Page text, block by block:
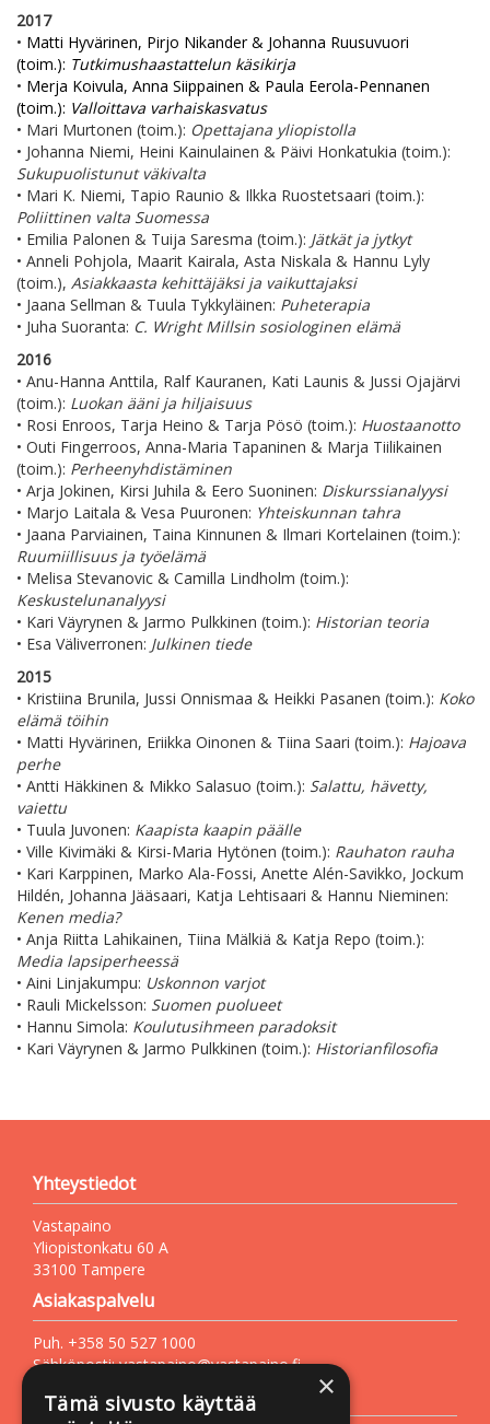
2017
• Matti Hyvärinen, Pirjo Nikander & Johanna Ruusuvuori
(toim.): Tutkimushaastattelun käsikirja
• Merja Koivula, Anna Siippainen & Paula Eerola-Pennanen
(toim.): Valloittava varhaiskasvatus
• Mari Murtonen (toim.): Opettajana yliopistolla
• Johanna Niemi, Heini Kainulainen & Päivi Honkatukia (toim.):
Sukupuolistunut väkivalta
• Mari K. Niemi, Tapio Raunio & Ilkka Ruostetsaari (toim.):
Poliittinen valta Suomessa
• Emilia Palonen & Tuija Saresma (toim.): Jätkät ja jytkyt
• Anneli Pohjola, Maarit Kairala, Asta Niskala & Hannu Lyly
(toim.), Asiakkaasta kehittäjäksi ja vaikuttajaksi
• Jaana Sellman & Tuula Tykkyläinen: Puheterapia
• Juha Suoranta: C. Wright Millsin sosiologinen elämä
2016
• Anu-Hanna Anttila, Ralf Kauranen, Kati Launis & Jussi Ojajärvi
(toim.): Luokan ääni ja hiljaisuus
• Rosi Enroos, Tarja Heino & Tarja Pösö (toim.): Huostaanotto
• Outi Fingerroos, Anna-Maria Tapaninen & Marja Tiilikainen
(toim.): Perheenyhdistäminen
• Arja Jokinen, Kirsi Juhila & Eero Suoninen: Diskurssianalyysi
• Marjo Laitala & Vesa Puuronen: Yhteiskunnan tahra
• Jaana Parviainen, Taina Kinnunen & Ilmari Kortelainen (toim.):
Ruumiillisuus ja työelämä
• Melisa Stevanovic & Camilla Lindholm (toim.):
Keskustelunanalyysi
• Kari Väyrynen & Jarmo Pulkkinen (toim.): Historian teoria
• Esa Väliverronen: Julkinen tiede
2015
• Kristiina Brunila, Jussi Onnismaa & Heikki Pasanen (toim.): Koko
elämä töihin
• Matti Hyvärinen, Eriikka Oinonen & Tiina Saari (toim.): Hajoava
perhe
• Antti Häkkinen & Mikko Salasuo (toim.): Salattu, hävetty,
vaiettu
• Tuula Juvonen: Kaapista kaapin päälle
• Ville Kivimäki & Kirsi-Maria Hytönen (toim.): Rauhaton rauha
• Kari Karppinen, Marko Ala-Fossi, Anette Alén-Savikko, Jockum
Hildén, Johanna Jääsaari, Katja Lehtisaari & Hannu Nieminen:
Kenen media?
• Anja Riitta Lahikainen, Tiina Mälkiä & Katja Repo (toim.):
Media lapsiperheessä
• Aini Linjakumpu: Uskonnon varjot
• Rauli Mickelsson: Suomen puolueet
• Hannu Simola: Koulutusihmeen paradoksit
• Kari Väyrynen & Jarmo Pulkkinen (toim.): Historianfilosofia
Yhteystiedot
Vastapaino
Yliopistonkatu 60 A
33100 Tampere
Asiakaspalvelu
Puh. +358 50 527 1000
Sähköposti:vastapaino@vastapaino.fi
Lisätietoa ×
Tämä sivusto käyttää